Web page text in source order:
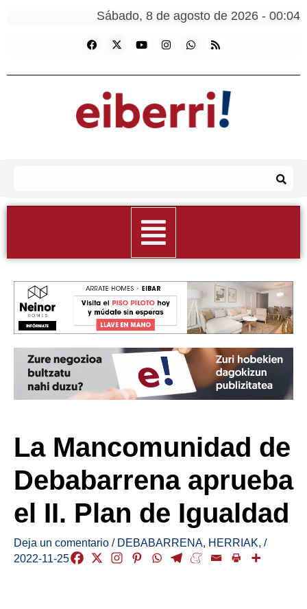
Sábado, 8 de agosto de 2026 - 00:04
La Mancomunidad de
Debabarrena aprueba
el II. Plan de Igualdad
Deja un comentario / DEBABARRENA, HERRIAK, /
2022-11-25